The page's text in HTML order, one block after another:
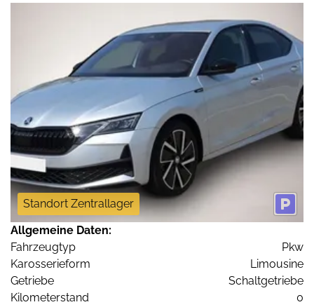
Standort Zentrallager
Allgemeine Daten:
Fahrzeugtyp
Pkw
Karosserieform
Limousine
Getriebe
Schaltgetriebe
Kilometerstand
0